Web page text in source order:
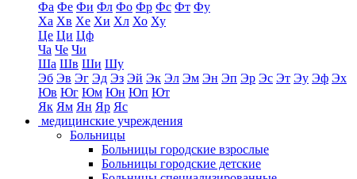
Фа Фе Фи Фл Фо Фр Фс Фт Фу
Ха Хв Хе Хи Хл Хо Ху
Це Ци Цф
Ча Че Чи
Ша Шв Ши Шу
Эб Эв Эг Эд Эз Эй Эк Эл Эм Эн Эп Эр Эс Эт Эу Эф Эх
Юв Юг Юм Юн Юп Ют
Як Ям Ян Яр Яс
медицинские учреждения
Больницы
Больницы городские взрослые
Больницы городские детские